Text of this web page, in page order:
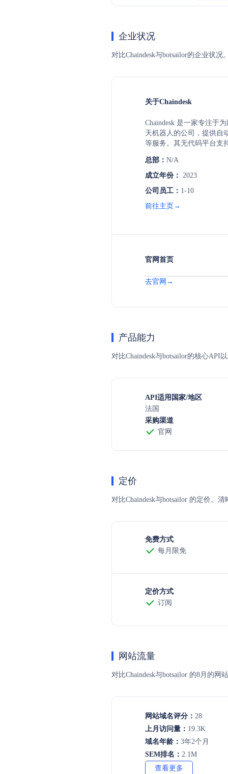
企业状况
对比Chaindesk与botsailor的企业状
关于Chaindesk
Chaindesk 是一家专注于
天机器人的公司，提供自
等服务。其无代码平台支
署和监控等功能，支持多
大部分支持查询，提升客
总部： N/A
成立年份： 2023
公司员工： 1-10
前往主页→
官网首页
去官网→
产品能力
对比Chaindesk与botsailor的核心API
API适用国家/地区
法国
采购渠道
官网
定价
对比Chaindesk与botsailor 的定价。
免费方式
每月限免
定价方式
订阅
网站流量
对比Chaindesk与botsailor 的8月的
网站域名评分： 28
上月访问量： 19.3K
域名年龄： 3年2个月
SEM排名： 2.1M
查看更多